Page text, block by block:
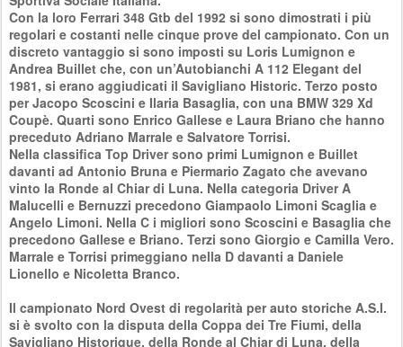
Con la loro Ferrari 348 Gtb del 1992 si sono dimostrati i più
regolari e costanti nelle cinque prove del campionato. Con un
discreto vantaggio si sono imposti su Loris Lumignon e
Andrea Buillet che, con un’Autobianchi A 112 Elegant del
1981, si erano aggiudicati il Savigliano Historic. Terzo posto
per Jacopo Scoscini e Ilaria Basaglia, con una BMW 329 Xd
Coupè. Quarti sono Enrico Gallese e Laura Briano che hanno
preceduto Adriano Marrale e Salvatore Torrisi.
Nella classifica Top Driver sono primi Lumignon e Buillet
davanti ad Antonio Bruna e Piermario Zagato che avevano
vinto la Ronde al Chiar di Luna. Nella categoria Driver A
Malucelli e Bernuzzi precedono Giampaolo Limoni Scaglia e
Angelo Limoni. Nella C i migliori sono Scoscini e Basaglia che
precedono Gallese e Briano. Terzi sono Giorgio e Camilla Vero.
Marrale e Torrisi primeggiano nella D davanti a Daniele
Lionello e Nicoletta Branco.
Il campionato Nord Ovest di regolarità per auto storiche A.S.I.
si è svolto con la disputa della Coppa dei Tre Fiumi, della
Savigliano Historique, della Ronde al Chiar di Luna, della